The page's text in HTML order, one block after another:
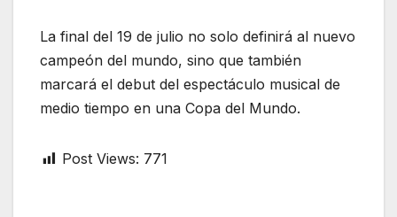
La final del 19 de julio no solo definirá al nuevo
campeón del mundo, sino que también
marcará el debut del espectáculo musical de
medio tiempo en una Copa del Mundo.
Post Views: 771